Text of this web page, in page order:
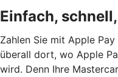
Einfach,
Zahlen Sie mit Apple
überall dort, wo Apple
wird. Denn Ihre